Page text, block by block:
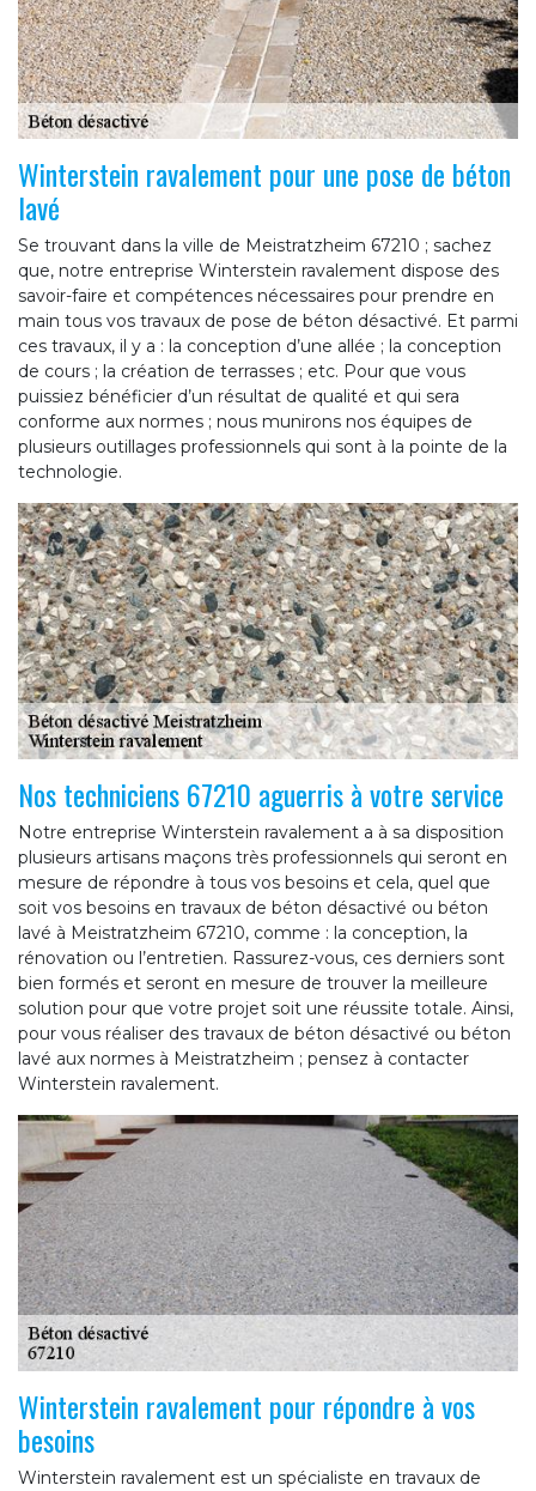
Winterstein ravalement pour une pose de béton
lavé
Se trouvant dans la ville de Meistratzheim 67210 ; sachez
que, notre entreprise Winterstein ravalement dispose des
savoir-faire et compétences nécessaires pour prendre en
main tous vos travaux de pose de béton désactivé. Et parmi
ces travaux, il y a : la conception d’une allée ; la conception
de cours ; la création de terrasses ; etc. Pour que vous
puissiez bénéficier d’un résultat de qualité et qui sera
conforme aux normes ; nous munirons nos équipes de
plusieurs outillages professionnels qui sont à la pointe de la
technologie.
Nos techniciens 67210 aguerris à votre service
Notre entreprise Winterstein ravalement a à sa disposition
plusieurs artisans maçons très professionnels qui seront en
mesure de répondre à tous vos besoins et cela, quel que
soit vos besoins en travaux de béton désactivé ou béton
lavé à Meistratzheim 67210, comme : la conception, la
rénovation ou l’entretien. Rassurez-vous, ces derniers sont
bien formés et seront en mesure de trouver la meilleure
solution pour que votre projet soit une réussite totale. Ainsi,
pour vous réaliser des travaux de béton désactivé ou béton
lavé aux normes à Meistratzheim ; pensez à contacter
Winterstein ravalement.
Winterstein ravalement pour répondre à vos
besoins
Winterstein ravalement est un spécialiste en travaux de